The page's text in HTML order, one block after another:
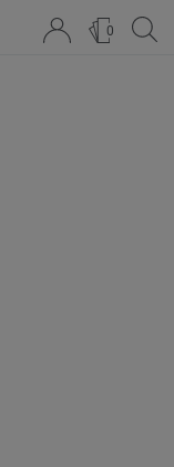
0